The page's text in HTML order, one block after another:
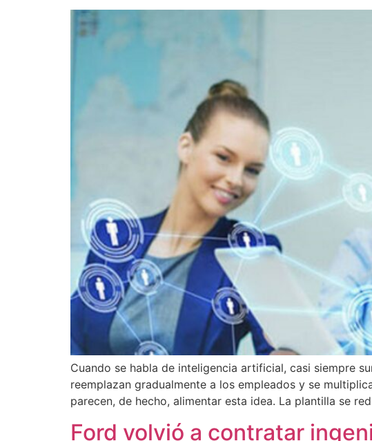
Cuando se habla de inteligencia artificial, casi siempre
reemplazan gradualmente a los empleados y se
parecen, de hecho, alimentar esta idea. La plantilla se
Ford volvió a contratar